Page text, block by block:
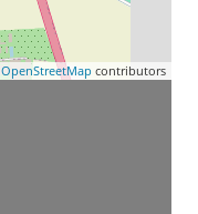
OpenStreetMap contributors